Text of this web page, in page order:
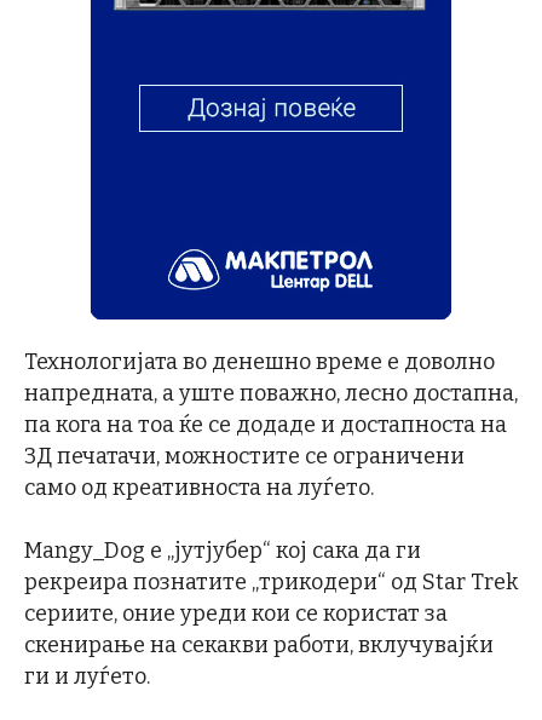
Технологијата во денешно време е доволно
напредната, а уште поважно, лесно достапна,
па кога на тоа ќе се додаде и достапноста на
3Д печатачи, можностите се ограничени
само од креативноста на луѓето.
Mangy_Dog е „јутјубер“ кој сака да ги
рекреира познатите „трикодери“ од Star Trek
сериите, оние уреди кои се користат за
скенирање на секакви работи, вклучувајќи
ги и луѓето.